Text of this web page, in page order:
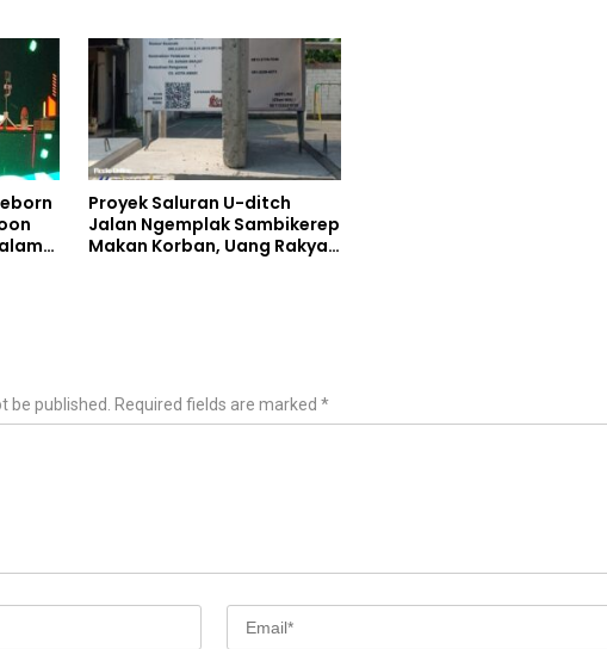
Proyek Saluran U-ditch
Jalan Ngemplak Sambikerep
Makan Korban, Uang Rakyat
be published. Required fields are marked *